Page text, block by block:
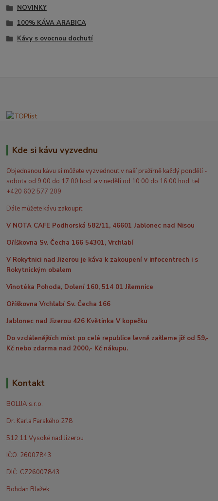
NOVINKY
100% KÁVA ARABICA
Kávy s ovocnou dochutí
Kde si kávu vyzvednu
Objednanou kávu si můžete vyzvednout v naší pražírně každý pondělí -
sobota od 9:00 do 17:00 hod. a v neděli od 10:00 do 16:00 hod. tel.
+420 602 577 209
Dále můžete kávu zakoupit:
V NOTA CAFE Podhorská 582/11, 46601 Jablonec nad Nisou
Oříškovna Sv. Čecha 166 54301, Vrchlabí
V Rokytnici nad Jizerou je káva k zakoupení v infocentrech i s
Rokytnickým obalem
Vinotéka Pohoda, Dolení 160, 514 01 Jilemnice
Oříškovna Vrchlabí Sv. Čecha 166
Jablonec nad Jizerou 426 Květinka V kopečku
Do vzdálenějších míst po celé republice levně zašleme již od 59,-
Kč nebo zdarma nad 2000,- Kč nákupu.
Kontakt
BOLIJA s.r.o.
Dr. Karla Farského 278
512 11 Vysoké nad Jizerou
IČO: 26007843
DIČ: CZ26007843
Bohdan Blažek